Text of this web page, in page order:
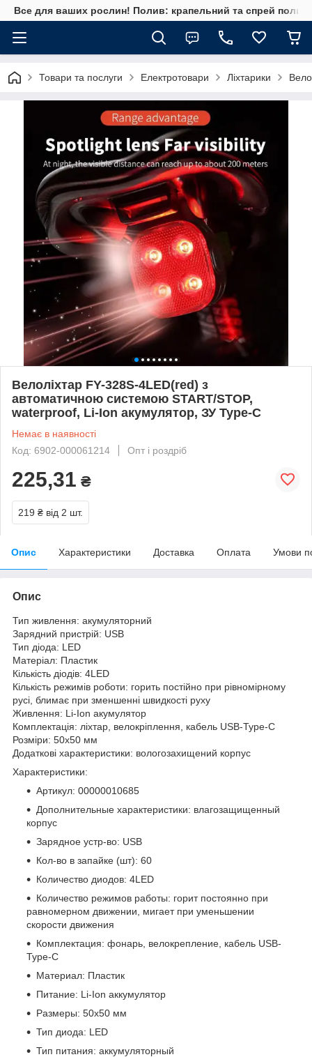
Все для ваших рослин! Полив: крапельний та спрей полив,
Товари та послуги Електротовари Ліхтарики
Велоліхтар FY-328S-4LED(red) з
автоматичною системою START/STOP,
waterproof, Li-Ion акумулятор, ЗУ Type-C
Немає в наявності
Код: 6902-000061214
Опт і роздріб
225,31 ₴
219 ₴ від 2 шт.
Опис Характеристики Доставка Оплата Умови
Опис
Тип живлення: акумуляторний
Зарядний пристрій: USB
Тип діода: LED
Матеріал: Пластик
Кількість діодів: 4LED
Кількість режимів роботи: горить постійно при рівномірному
русі, блимає при зменшенні швидкості руху
Живлення: Li-Ion акумулятор
Комплектація: ліхтар, велокріплення, кабель USB-Type-C
Розміри: 50х50 мм
Додаткові характеристики: вологозахищений корпус
Характеристики:
Артикул: 00000010685
Дополнительные характеристики: влагозащищенный
корпус
Зарядное устр-во: USB
Кол-во в запайке (шт): 60
Количество диодов: 4LED
Количество режимов работы: горит постоянно при
равномерном движении, мигает при уменьшении
скорости движения
Комплектация: фонарь, велокрепление, кабель USB-
Type-C
Материал: Пластик
Питание: Li-Ion аккумулятор
Размеры: 50х50 мм
Тип диода: LED
Тип питания: аккумуляторный